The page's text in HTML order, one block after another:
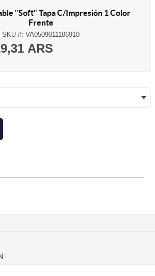
"Soft" Tapa C/Impresión 1 Color
Frente
SKU #: VA0509011106910
ARS